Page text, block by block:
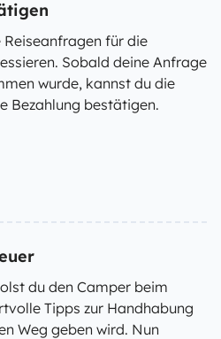
für die
Sobald deine Anfrage
wurde, kannst du die
Bezahlung bestätigen.
du den Camper beim
Tipps zur Handhabung
Weg geben wird. Nun